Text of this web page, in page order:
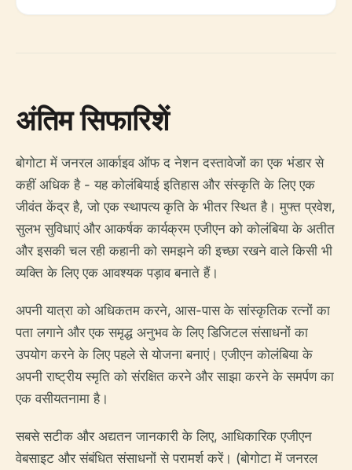
अंतिम सिफारिशें
बोगोटा में जनरल आर्काइव ऑफ द नेशन दस्तावेजों का एक भंडार से
कहीं अधिक है - यह कोलंबियाई इतिहास और संस्कृति के लिए एक
जीवंत केंद्र है, जो एक स्थापत्य कृति के भीतर स्थित है। मुफ्त प्रवेश,
सुलभ सुविधाएं और आकर्षक कार्यक्रम एजीएन को कोलंबिया के अतीत
और इसकी चल रही कहानी को समझने की इच्छा रखने वाले किसी भी
व्यक्ति के लिए एक आवश्यक पड़ाव बनाते हैं।
अपनी यात्रा को अधिकतम करने, आस-पास के सांस्कृतिक रत्नों का
पता लगाने और एक समृद्ध अनुभव के लिए डिजिटल संसाधनों का
उपयोग करने के लिए पहले से योजना बनाएं। एजीएन कोलंबिया के
अपनी राष्ट्रीय स्मृति को संरक्षित करने और साझा करने के समर्पण का
एक वसीयतनामा है।
सबसे सटीक और अद्यतन जानकारी के लिए, आधिकारिक एजीएन
वेबसाइट और संबंधित संसाधनों से परामर्श करें। (बोगोटा में जनरल